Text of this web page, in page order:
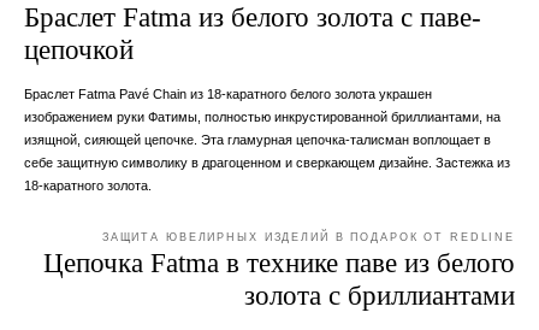
Браслет Fatma из белого золота с паве-
цепочкой
Браслет Fatma Pavé Chain из 18-каратного белого золота украшен
изображением руки Фатимы, полностью инкрустированной бриллиантами, на
изящной, сияющей цепочке. Эта гламурная цепочка-талисман воплощает в
себе защитную символику в драгоценном и сверкающем дизайне. Застежка из
18-каратного золота.
ЗАЩИТА ЮВЕЛИРНЫХ ИЗДЕЛИЙ В ПОДАРОК ОТ REDLINE
Цепочка Fatma в технике паве из белого
золота с бриллиантами